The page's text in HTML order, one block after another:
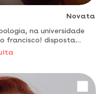
Novata
na universidade
francisco! disposta
aprender.